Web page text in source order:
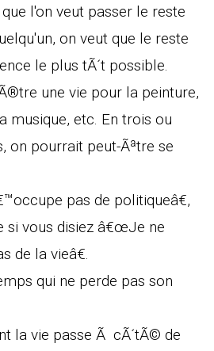
l'on veut passer le reste
on veut que le reste
le plus tÃ´t possible.
une vie pour la peinture,
musique, etc. En trois ou
on pourrait peut-Ãªtre se
pas de politiqueâ€,
si vous disiez â€œJe ne
de la vieâ€.
qui ne perde pas son
la vie passe Ã cÃ´tÃ© de